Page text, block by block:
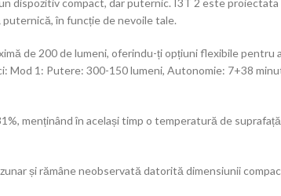
compact, dar puternic. I3T 2 este proiectata
în funcție de nevoile tale.
de 200 de lumeni, oferindu-ți opțiuni flexibile pentru
1: Putere: 300-150 lumeni, Autonomie: 7+38
menținând în același timp o temperatură de
și rămâne neobservată datorită dimensiunii